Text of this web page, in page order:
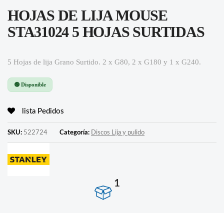
HOJAS DE LIJA MOUSE
STA31024 5 HOJAS SURTIDAS
5 Hojas de lija Grano Surtido. 2 x G80, 2 x G180 y 1 x G240.
🟢 Disponible
lista Pedidos
SKU: 522724 Categoría: Discos Lija y pulido
1